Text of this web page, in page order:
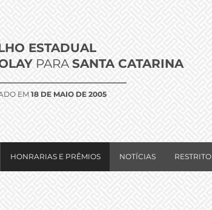
ESTADUAL
PARASANTA CATARINA
EM 18 DE MAIO DE 2005
HONRARIAS E PRÊMIOS NOTÍCIAS RESTRITO